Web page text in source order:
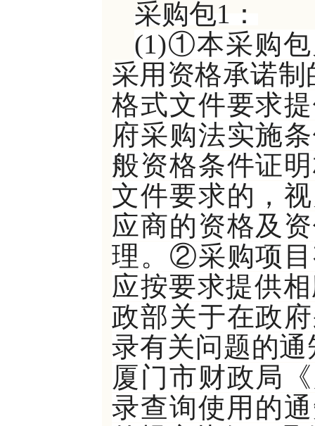
采购包1：
(1)①本采购包
采用资格承诺
格式文件要求
府采购法实施
般资格条件证
文件要求的，
应商的资格及
理。②采购项目
应按要求提供
政部关于在政
录有关问题的通
厦门市财政局
录查询使用的